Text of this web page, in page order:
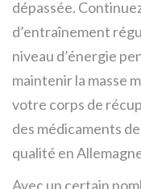
dépassée.
d’entraînement
niveau d’énergie
maintenir la masse
votre corps de
des médicaments
qualité en
Avec un certain